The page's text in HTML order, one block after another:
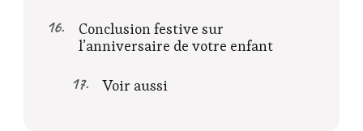
Conclusion festive sur
l’anniversaire de votre enfant
Voir aussi